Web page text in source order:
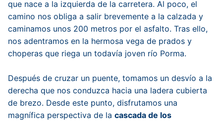
que nace a la izquierda de la carretera. Al poco, el
camino nos obliga a salir brevemente a la calzada y
caminamos unos 200 metros por el asfalto. Tras ello,
nos adentramos en la hermosa vega de prados y
choperas que riega un todavía joven río Porma.
Después de cruzar un puente, tomamos un desvío a la
derecha que nos conduzca hacia una ladera cubierta
de brezo. Desde este punto, disfrutamos una
magnífica perspectiva de la cascada de los